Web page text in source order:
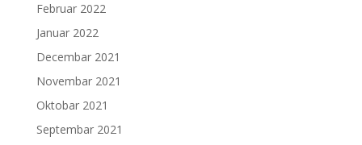
Februar 2022
Januar 2022
Decembar 2021
Novembar 2021
Oktobar 2021
Septembar 2021